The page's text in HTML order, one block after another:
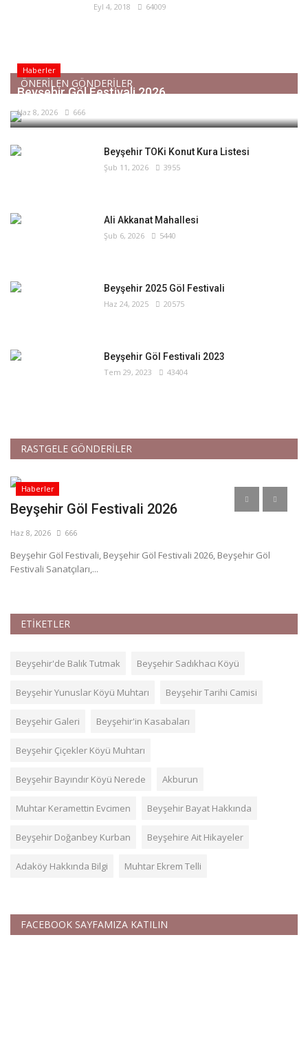
Eyl 4, 2018 64009
ÖNERİLEN GÖNDERİLER
Haberler
Beyşehir Göl Festivali 2026
Haz 8, 2026 666
Beyşehir TOKi Konut Kura Listesi
Şub 11, 2026 3955
Ali Akkanat Mahallesi
Şub 6, 2026 5440
Beyşehir 2025 Göl Festivali
Haz 24, 2025 20575
Beyşehir Göl Festivali 2023
Tem 29, 2023 43404
RASTGELE GÖNDERİLER
Haberler
Beyşehir Göl Festivali 2026
Haz 8, 2026 666
Beyşehir Göl Festivali, Beyşehir Göl Festivali 2026, Beyşehir Göl
Festivali Sanatçıları,...
ETİKETLER
Beyşehir'de Balık Tutmak Beyşehir Sadıkhacı Köyü
Beyşehir Yunuslar Köyü Muhtarı Beyşehir Tarihi Camisi
Beyşehir Galeri Beyşehir'in Kasabaları
Beyşehir Çiçekler Köyü Muhtarı
Beyşehir Bayındır Köyü Nerede Akburun
Muhtar Keramettin Evcimen Beyşehir Bayat Hakkında
Beyşehir Doğanbey Kurban Beyşehire Ait Hikayeler
Adaköy Hakkında Bilgi Muhtar Ekrem Telli
FACEBOOK SAYFAMIZA KATILIN